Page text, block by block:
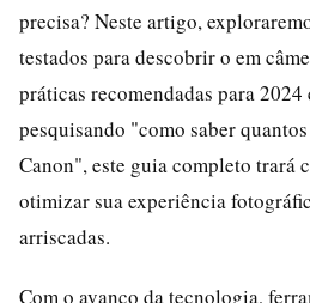
precisa? Neste artigo,
testados para descobrir o em
práticas recomendadas para 2024
pesquisando "como saber
Canon", este guia completo trará
otimizar sua experiência
arriscadas.
Com o avanço da tecnologia,